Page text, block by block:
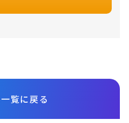
覧に戻る